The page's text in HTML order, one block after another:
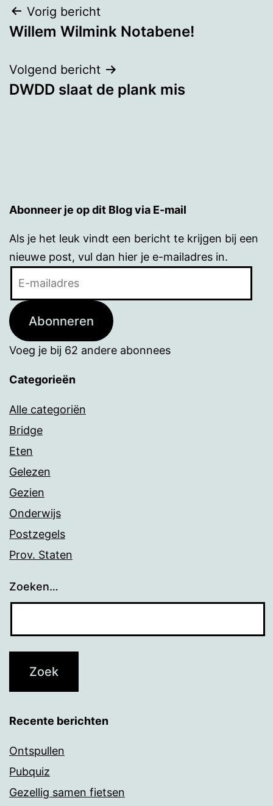
Bericht
navigatie
Vorig bericht
Willem Wilmink Notabene!
Volgend bericht
DWDD slaat de plank mis
Abonneer je op dit Blog via E-mail
Als je het leuk vindt een bericht te krijgen bij een
nieuwe post, vul dan hier je e-mailadres in.
Abonneren
Voeg je bij 62 andere abonnees
Categorieën
Alle categoriën
Bridge
Eten
Gelezen
Gezien
Onderwijs
Postzegels
Prov. Staten
Zoeken…
Recente berichten
Ontspullen
Pubquiz
Gezellig samen fietsen